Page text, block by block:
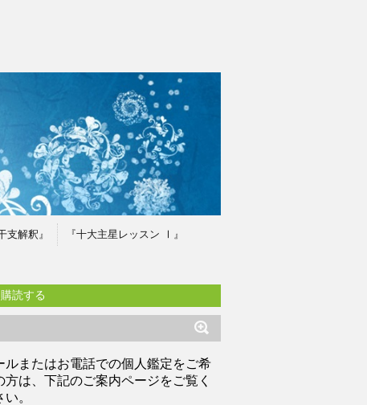
支解釈』
『十大主星レッスン Ⅰ』
購読する
ルまたはお電話での個人鑑定をご希
方は、下記のご案内ページをご覧く
い。